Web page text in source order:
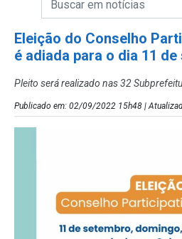
Eleição do Conselho
é adiada para o dia 11
Pleito será realizado nas 32
Publicado em: 02/09/2022 15h48 |